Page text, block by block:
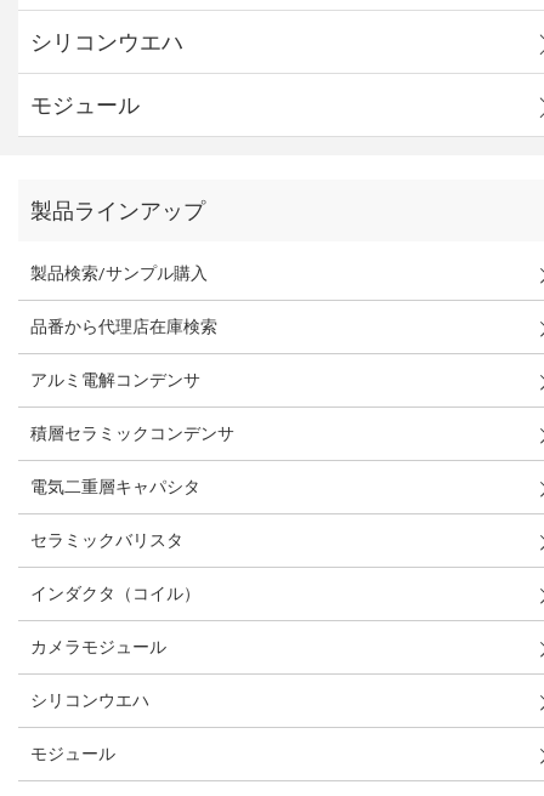
シリコンウエハ
モジュール
製品ラインアップ
製品検索/サンプル購入
品番から代理店在庫検索
アルミ電解コンデンサ
積層セラミックコンデンサ
電気二重層キャパシタ
セラミックバリスタ
インダクタ（コイル）
カメラモジュール
シリコンウエハ
モジュール